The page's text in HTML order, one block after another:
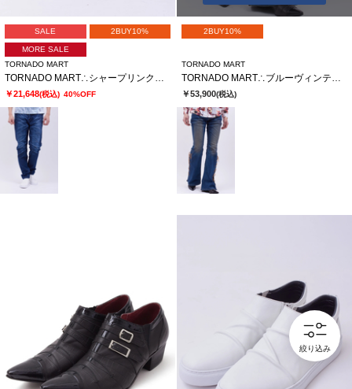
SALE 2BUY10%
MORE SALE
TORNADO MART
TORNADO MART∴シャープリンクルテーパードデニム
￥21,648(税込) 40%OFF
2BUY10%
TORNADO MART
TORNADO MART∴ブルーヴィンテージレースアップべルボトム
￥53,900(税込)
絞り込み